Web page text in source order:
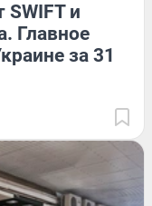
и
Главное
за 31